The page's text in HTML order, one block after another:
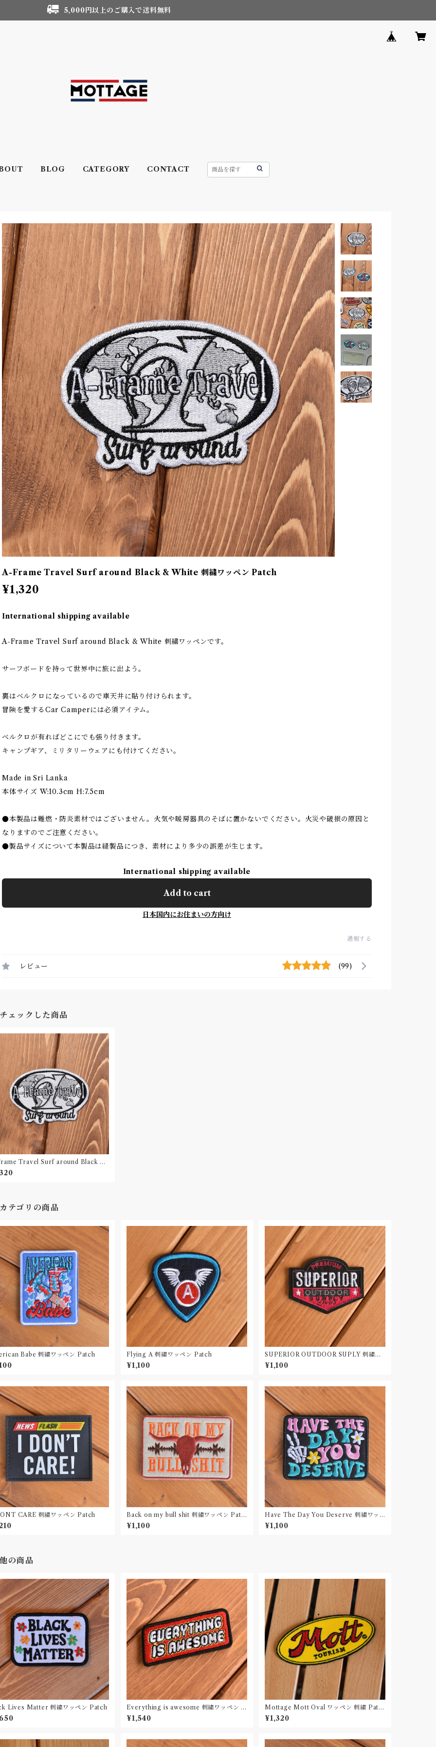
5,000円以上のご購入で送料無料
BLOG CATEGORY CONTACT
A-Frame Travel Surf around Black & White 刺繍ワッペン Patch
¥1,320
International shipping available
A-Frame Travel Surf around Black & White 刺繍ワッペンです。
サーフボードを持って世界中に旅に出よう。
裏はベルクロになっているので車天井に貼り付けられます。
冒険を愛するCar Camperには必須アイテム。
ベルクロが有ればどこにでも張り付きます。
キャンプギア、ミリタリーウェアにも付けてください。
Made in Sri Lanka
本体サイズ W:10.3cm H:7.5cm
●本製品は難燃・防炎素材ではございません。火気や暖房器具のそばに置かないでください。火災や破損の原因と
なりますのでご注意ください。
●製品サイズについて本製品は縫製品につき、素材により多少の誤差が生じます。
International shipping available
Add to cart
日本国内にお住まいの方向け
通報する
レビュー (99)
ェックした商品
Travel Surf around Black &
刺繍ワッペン Patch
テゴリの商品
Babe 刺繍ワッペン Patch Flying A 刺繍ワッペン Patch
¥1,100
SUPERIOR OUTDOOR SUPLY 刺繍ワ
ッペン Patch
¥1,100
CARE 刺繍ワッペン Patch
Back on my bull shit 刺繍ワッペン Patc
h
¥1,100
Have The Day You Deserve 刺繍ワッ
ペン Patch
¥1,100
の商品
Black Lives Matter 刺繍ワッペン Patch
Everything is awesome 刺繍ワッペン P
atch
¥1,540
Mottage Mott Oval ワッペン 刺繍 Patc
h
¥1,320